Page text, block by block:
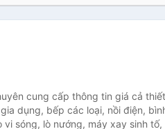
cung cấp thông tin giá cả
dụng, bếp các loại, nồi điện,
sóng, lò nướng, máy xay sinh tố,